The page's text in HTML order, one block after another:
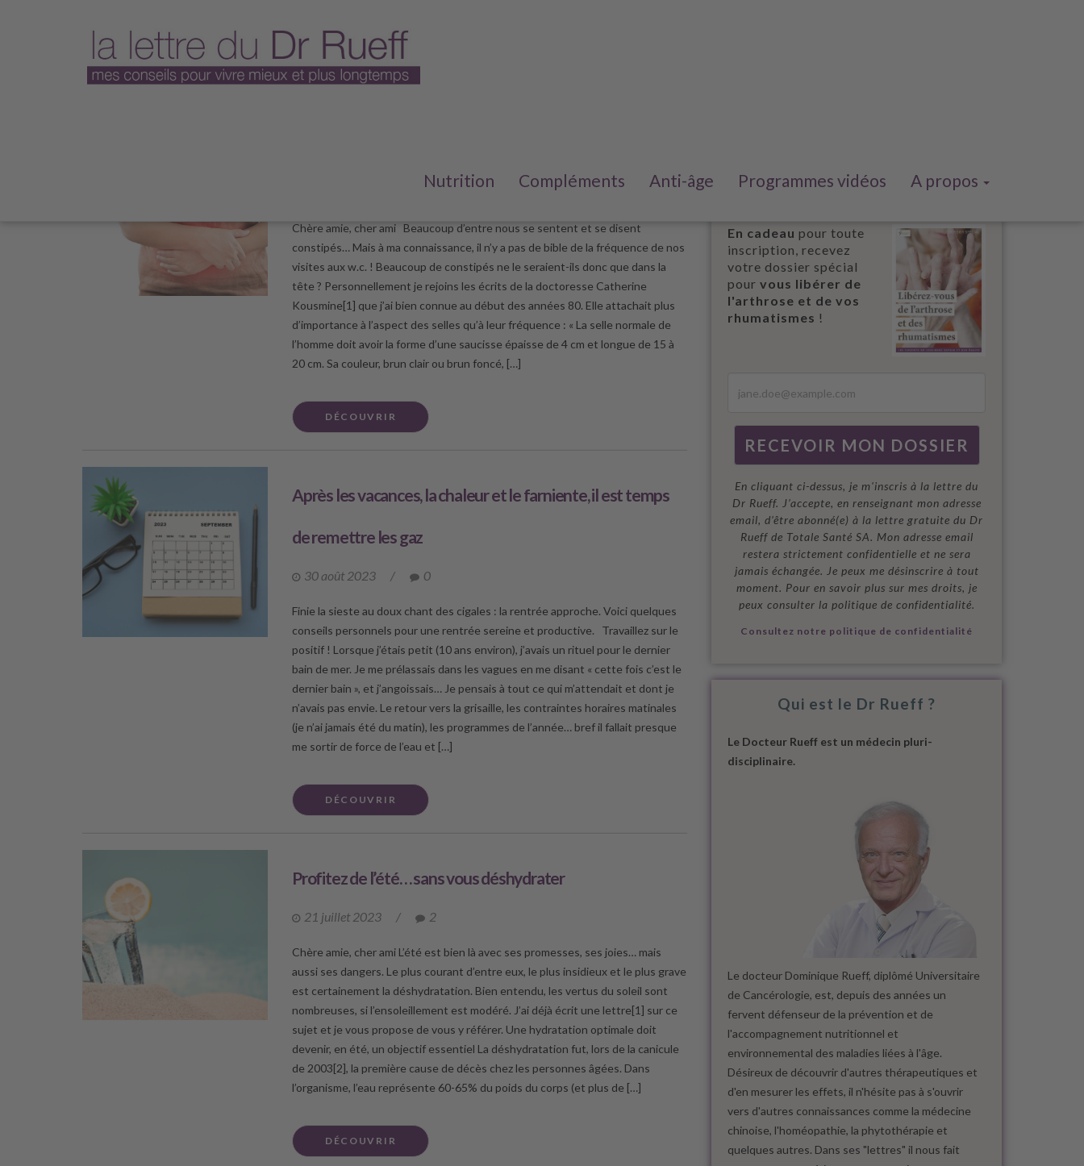
Nutrition Compléments Anti-âge Programmes vidéos A propos
6
Chère amie, cher ami Beaucoup d’entre nous se sentent et se disent
constipés… Mais à ma connaissance, il n’y a pas de bible de la fréquence de nos
visites aux w.c. ! Beaucoup de constipés ne le seraient-ils donc que dans la
tête ? Personnellement je rejoins les écrits de la doctoresse Catherine
Kousmine[1] que j’ai bien connue au début des années 80. Elle attachait plus
d’importance à l’aspect des selles qu’à leur fréquence : « La selle normale de
l’homme doit avoir la forme d’une saucisse épaisse de 4 cm et longue de 15 à
20 cm. Sa couleur, brun clair ou brun foncé, […]
DÉCOUVRIR
Après les vacances, la chaleur et le farniente, il est temps
de remettre les gaz
30 août 2023 / 0
Finie la sieste au doux chant des cigales : la rentrée approche. Voici quelques
conseils personnels pour une rentrée sereine et productive. Travaillez sur le
positif ! Lorsque j’étais petit (10 ans environ), j’avais un rituel pour le dernier
bain de mer. Je me prélassais dans les vagues en me disant « cette fois c’est le
dernier bain », et j’angoissais… Je pensais à tout ce qui m’attendait et dont je
n’avais pas envie. Le retour vers la grisaille, les contraintes horaires matinales
(je n’ai jamais été du matin), les programmes de l’année… bref il fallait presque
me sortir de force de l’eau et […]
DÉCOUVRIR
Profitez de l’été… sans vous déshydrater
21 juillet 2023 / 2
Chère amie, cher ami L’été est bien là avec ses promesses, ses joies… mais
aussi ses dangers. Le plus courant d’entre eux, le plus insidieux et le plus grave
est certainement la déshydratation. Bien entendu, les vertus du soleil sont
nombreuses, si l’ensoleillement est modéré. J’ai déjà écrit une lettre[1] sur ce
sujet et je vous propose de vous y référer. Une hydratation optimale doit
devenir, en été, un objectif essentiel La déshydratation fut, lors de la canicule
de 2003[2], la première cause de décès chez les personnes âgées. Dans
l’organisme, l’eau représente 60-65% du poids du corps (et plus de […]
DÉCOUVRIR
En cadeau pour toute
inscription, recevez
votre dossier spécial
pour vous libérer de
l'arthrose et de vos
rhumatismes !
En cliquant ci-dessus, je m'inscris à la lettre du
Dr Rueff. J’accepte, en renseignant mon adresse
email, d’être abonné(e) à la lettre gratuite du Dr
Rueff de Totale Santé SA. Mon adresse email
restera strictement confidentielle et ne sera
jamais échangée. Je peux me désinscrire à tout
moment. Pour en savoir plus sur mes droits, je
peux consulter la politique de confidentialité.
Consultez notre politique de confidentialité
Qui est le Dr Rueff ?
Le Docteur Rueff est un médecin pluri-
disciplinaire.
Le docteur Dominique Rueff, diplômé Universitaire
de Cancérologie, est, depuis des années un
fervent défenseur de la prévention et de
l'accompagnement nutritionnel et
environnemental des maladies liées à l'âge.
Désireux de découvrir d'autres thérapeutiques et
d'en mesurer les effets, il n'hésite pas à s'ouvrir
vers d'autres connaissances comme la médecine
chinoise, l'homéopathie, la phytothérapie et
quelques autres. Dans ses "lettres" il nous fait